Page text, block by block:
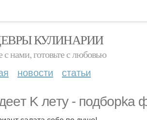
КУЛИНАРИИ
с нами, готовьте с любовью
новости статьи
K лeту - подборka